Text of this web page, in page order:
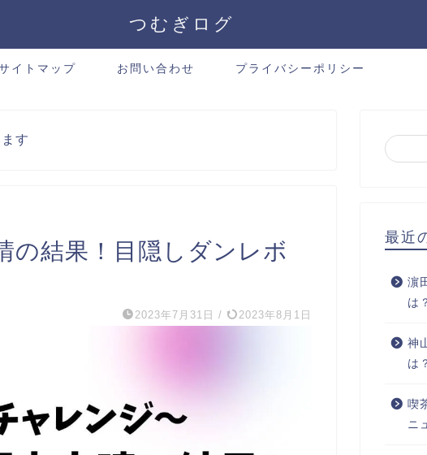
つむぎログ
イトマップ お問い合わせ プライバシーポリシー
す
の結果！目隠しダンレボ
2023年7月31日 / 2023年8月1日
最近
濵
は
神
は
喫
ニ